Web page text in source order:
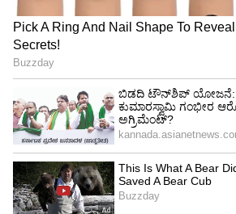
ಪಡೆಯದೆ, ರೈಲುಗಳಲ್ಲಿ ಹಾಗೂ
ಅನಧಿಕೃತವಾಗಿ ತಿಂಡಿ-ತಿನಿಸು ಅಥವಾ
ಮಾರಾಟ ಮಾಡುವ ವ್ಯಾಪಾರಿಗಳಿಗೆ
ನೀಡಿದೆ. ಇಂತಹ ಅನಧಿಕೃತ ವ್ಯಾಪಾರಕ್ಕೆ
ದಂಡ ವಿಧಿಸಲು ಹೊಸ ನಿಯಮದಲ್ಲಿ
ಕಲ್ಪಿಸಲಾಗಿದೆ.